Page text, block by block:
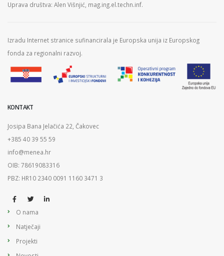
Uprava društva: Alen Višnjić, mag.ing.el.techn.inf.
Izradu Internet stranice sufinancirala je Europska unija iz Europskog
fonda za regionalni razvoj.
KONTAKT
Josipa Bana Jelačića 22, Čakovec
+385 40 39 55 59
info@menea.hr
OIB: 78619083316
PBZ: HR10 2340 0091 1160 3471 3
O nama
Natječaji
Projekti